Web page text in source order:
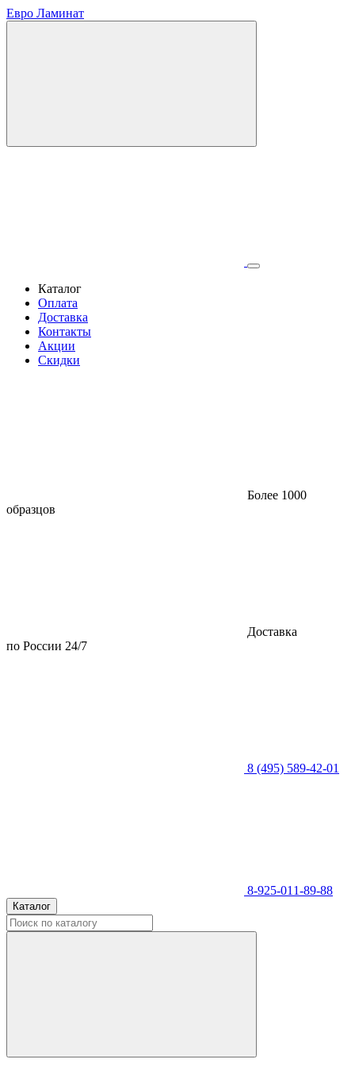
Евро Ламинат
Каталог
Оплата
Доставка
Контакты
Акции
Скидки
Более 1000
образцов
Доставка
по России 24/7
8 (495) 589-42-01
8-925-011-89-88
Каталог